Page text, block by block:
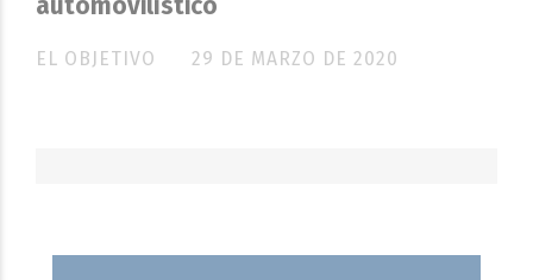
EL OBJETIVO 29 DE MARZO DE 2020